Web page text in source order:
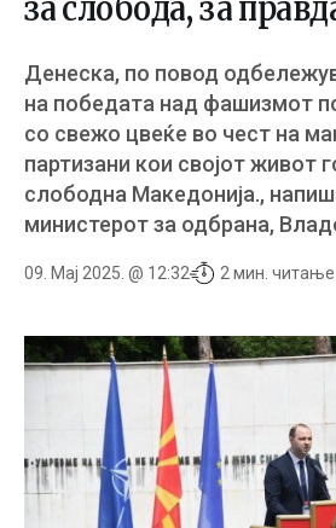
Денеска, по повод
на победата над фашизмот
со свежо цвеќе во чест на
партизани кои својот живот
слободна Македонија.,
министерот за одбрана,
09. Мај 2025. @ 12:32 2 мин. читање